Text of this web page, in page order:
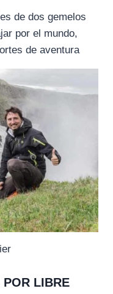
de dos gemelos
por el mundo,
de aventura
POR LIBRE